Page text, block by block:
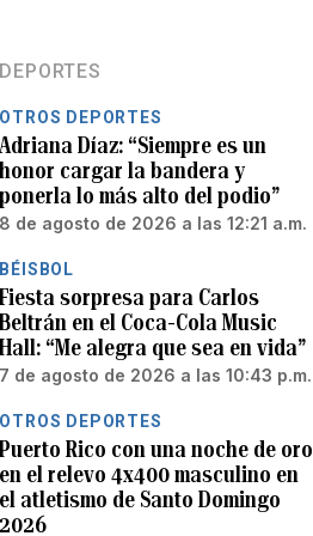
DEPORTES
OTROS DEPORTES
Adriana Díaz: “Siempre es un
honor cargar la bandera y
ponerla lo más alto del podio”
8 de agosto de 2026 a las 12:21 a.m.
BÉISBOL
Fiesta sorpresa para Carlos
Beltrán en el Coca-Cola Music
Hall: “Me alegra que sea en vida”
7 de agosto de 2026 a las 10:43 p.m.
OTROS DEPORTES
Puerto Rico con una noche de oro
en el relevo 4x400 masculino en
el atletismo de Santo Domingo
2026